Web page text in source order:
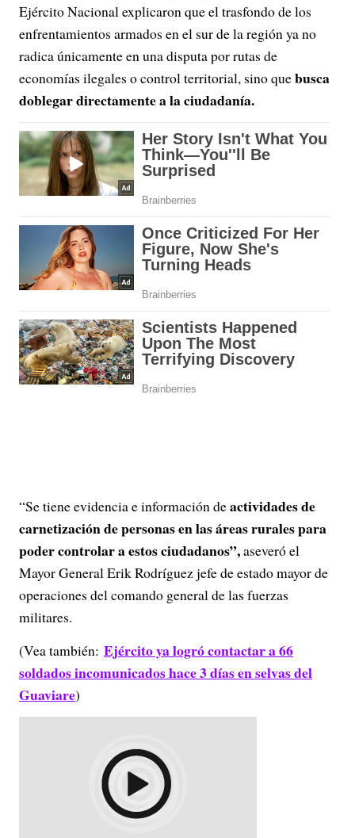
Ejército Nacional explicaron que el trasfondo de los
enfrentamientos armados en el sur de la región ya no
radica únicamente en una disputa por rutas de
economías ilegales o control territorial, sino quebusca
doblegar directamente a la ciudadanía.
“Se tiene evidencia e información deactividades de
carnetización de personas en las áreas rurales para
poder controlar a estos ciudadanos”,aseveró el
Mayor General Erik Rodríguez jefe de estado mayor de
operaciones del comando general de las fuerzas
militares.
(Vea también: Ejército ya logró contactar a 66
soldados incomunicados hace 3 días en selvas del
Guaviare)